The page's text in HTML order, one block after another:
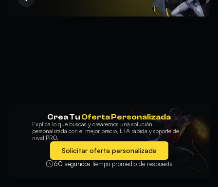
Crea Tu Oferta Personalizada
Explica lo que buscas y crearemos una solución
personalizada con el mejor precio, ETA rápida y soporte de
nivel PRO.
Solicitar oferta personalizada
60 segundostiempo promedio de respuesta